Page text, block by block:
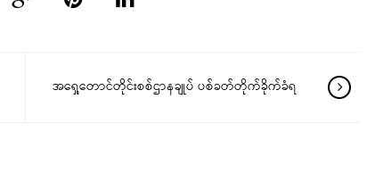
အရှေ့တောင်တိုင်းစစ်ဌာနချုပ် ပစ်ခတ်တိုက်ခိုက်ခံရ